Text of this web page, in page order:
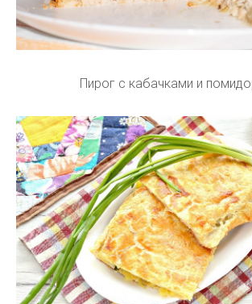
Пирог с кабачками и